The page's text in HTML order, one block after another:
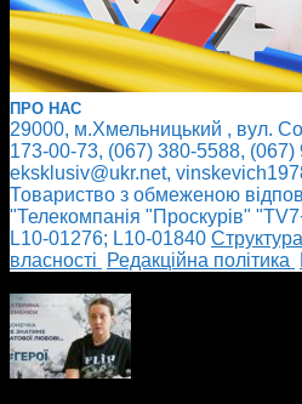
ПРО НАС
29000, м.Хмельницький , вул.
173-00-73, (067) 380-5588, (067)
eksklusiv@ukr.net,
Товариство з обмеженою
"Телекомпанія "Проскурів"
L10-01276; L10-01840
власності
Редакційна політика